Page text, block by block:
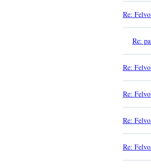
Re:
Re:
Re:
Re:
Re:
Re: